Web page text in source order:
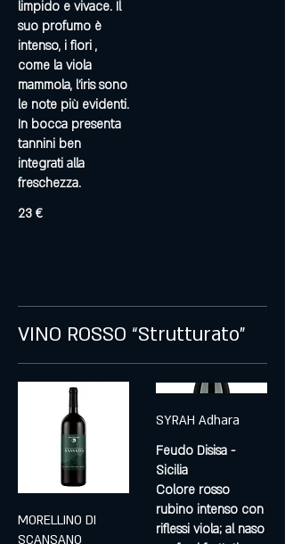
limpido e vivace. Il
suo profumo è
intenso, i fiori ,
come la viola
mammola, l’iris sono
le note più evidenti.
In bocca presenta
tannini ben
integrati alla
freschezza.
23 €
VINO ROSSO “Strutturato”
MORELLINO DI
SCANSANO
SYRAH Adhara
Feudo Disisa -
Sicilia
Colore rosso
rubino intenso con
riflessi viola; al naso